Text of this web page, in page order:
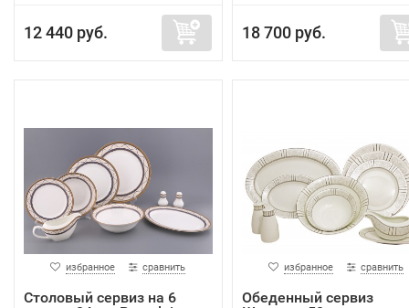
12 440 руб. 18 700 руб.
избранное сравнить
Столовый сервиз на 6
избранное сравнить
Обеденный сервиз